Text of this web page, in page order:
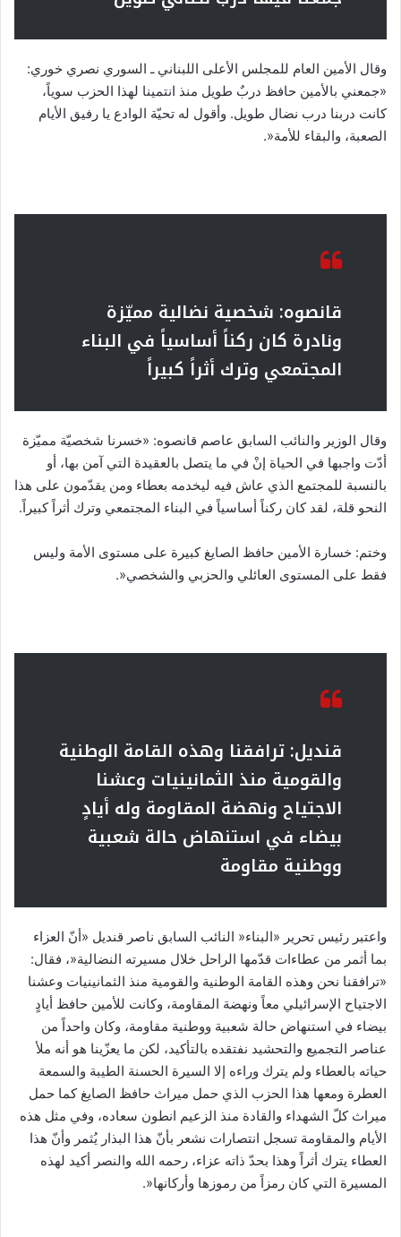
وقال الأمين العام للمجلس الأعلى اللبناني ـ السوري نصري خوري:
«جمعني بالأمين حافظ دربٌ طويل منذ انتمينا لهذا الحزب سوياً،
كانت دربنا درب نضال طويل. وأقول له تحيّة الوادع يا رفيق الأيام
الصعبة، والبقاء للأمة«.
قانصوه: شخصية نضالية مميّزة
ونادرة كان ركناً أساسياً في البناء
المجتمعي وترك أثراً كبيراً
وقال الوزير والنائب السابق عاصم قانصوه: «خسرنا شخصيّة مميّزة
أدّت واجبها في الحياة إنْ في ما يتصل بالعقيدة التي آمن بها، أو
بالنسبة للمجتمع الذي عاش فيه ليخدمه بعطاء ومن يقدّمون على هذا
النحو قلة، لقد كان ركناً أساسياً في البناء المجتمعي وترك أثراً كبيراً.
وختم: خسارة الأمين حافظ الصايغ كبيرة على مستوى الأمة وليس
فقط على المستوى العائلي والحزبي والشخصي«.
قنديل: ترافقنا وهذه القامة الوطنية
والقومية منذ الثمانينيات وعشنا
الاجتياح ونهضة المقاومة وله أيادٍ
بيضاء في استنهاض حالة شعبية
ووطنية مقاومة
واعتبر رئيس تحرير «البناء« النائب السابق ناصر قنديل «أنّ العزاء
بما أثمر من عطاءات قدّمها الراحل خلال مسيرته النضالية«، فقال:
«ترافقنا نحن وهذه القامة الوطنية والقومية منذ الثمانينيات وعشنا
الاجتياح الإسرائيلي معاً ونهضة المقاومة، وكانت للأمين حافظ أيادٍ
بيضاء في استنهاض حالة شعبية ووطنية مقاومة، وكان واحداً من
عناصر التجميع والتحشيد نفتقده بالتأكيد، لكن ما يعزّينا هو أنه ملأ
حياته بالعطاء ولم يترك وراءه إلا السيرة الحسنة الطيبة والسمعة
العطرة ومعها هذا الحزب الذي حمل ميراث حافظ الصايغ كما حمل
ميراث كلّ الشهداء والقادة منذ الزعيم انطون سعاده، وفي مثل هذه
الأيام والمقاومة تسجل انتصارات نشعر بأنّ هذا البذار يُثمر وأنّ هذا
العطاء يترك أثراً وهذا بحدّ ذاته عزاء، رحمه الله والنصر أكيد لهذه
المسيرة التي كان رمزاً من رموزها وأركانها«.